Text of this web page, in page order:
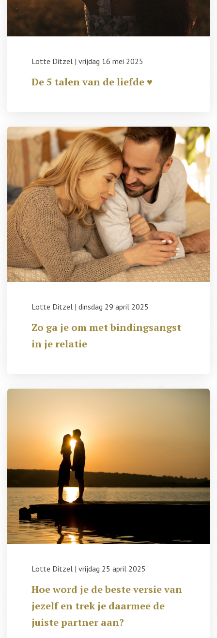
Lotte Ditzel | vrijdag 16 mei 2025
De 5 talen van de liefde ♥️
Lotte Ditzel | dinsdag 29 april 2025
Zo ga je om met bindingsangst
in je relatie
Lotte Ditzel | vrijdag 25 april 2025
Hoe word je de beste versie van
jezelf en trek je daarmee de
juiste partner aan?